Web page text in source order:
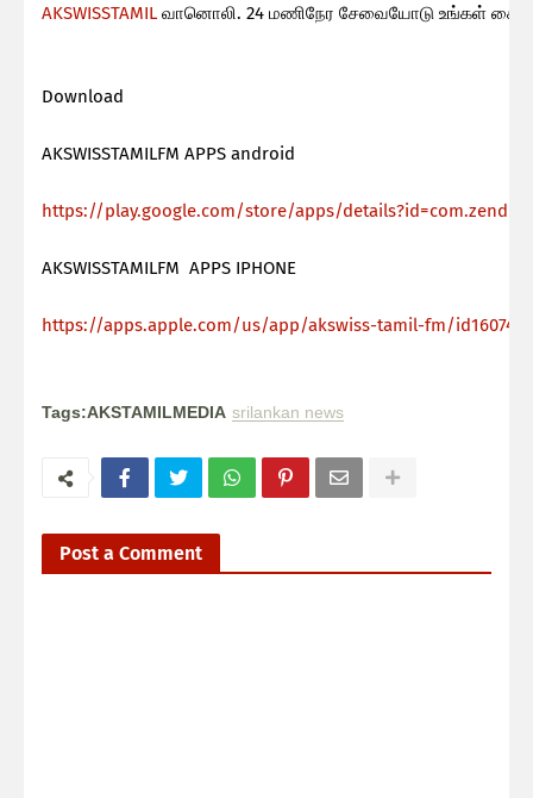
AKSWISSTAMIL வானொலி. 24 மணிநேர சேவையோடு உங்கள்
Download
AKSWISSTAMILFM APPS android
https://play.google.com/store/apps/
AKSWISSTAMILFM APPS IPHONE
https://apps.apple.com/us/app/akswiss-tamil-fm/
Tags:AKSTAMILMEDIA srilankan news
Post a Comment